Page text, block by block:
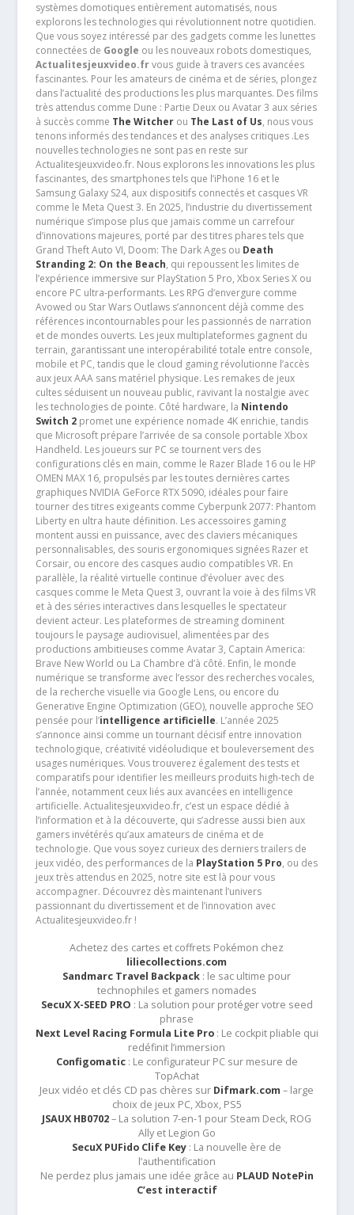
systèmes domotiques entièrement automatisés, nous
explorons les technologies qui révolutionnent notre quotidien.
Que vous soyez intéressé par des gadgets comme les lunettes
connectées de Google ou les nouveaux robots domestiques,
Actualitesjeuxvideo.frvous guide à travers ces avancées
fascinantes. Pour les amateurs de cinéma et de séries, plongez
dans l’actualité des productions les plus marquantes. Des films
très attendus comme Dune : Partie Deux ou Avatar 3 aux séries
à succès comme The Witcherou The Last of Us, nous vous
tenons informés des tendances et des analyses critiques .Les
nouvelles technologies ne sont pas en reste sur
Actualitesjeuxvideo.fr. Nous explorons les innovations les plus
fascinantes, des smartphones tels que l’iPhone 16 et le
Samsung Galaxy S24, aux dispositifs connectés et casques VR
comme le Meta Quest 3. En 2025, l’industrie du divertissement
numérique s’impose plus que jamais comme un carrefour
d’innovations majeures, porté par des titres phares tels que
Grand Theft Auto VI, Doom: The Dark Ages ou Death
Stranding 2: On the Beach, qui repoussent les limites de
l’expérience immersive sur PlayStation 5 Pro, Xbox Series X ou
encore PC ultra-performants. Les RPG d’envergure comme
Avowed ou Star Wars Outlaws s’annoncent déjà comme des
références incontournables pour les passionnés de narration
et de mondes ouverts. Les jeux multiplateformes gagnent du
terrain, garantissant une interopérabilité totale entre console,
mobile et PC, tandis que le cloud gaming révolutionne l’accès
aux jeux AAA sans matériel physique. Les remakes de jeux
cultes séduisent un nouveau public, ravivant la nostalgie avec
les technologies de pointe. Côté hardware, la Nintendo
Switch 2promet une expérience nomade 4K enrichie, tandis
que Microsoft prépare l’arrivée de sa console portable Xbox
Handheld. Les joueurs sur PC se tournent vers des
configurations clés en main, comme le Razer Blade 16 ou le HP
OMEN MAX 16, propulsés par les toutes dernières cartes
graphiques NVIDIA GeForce RTX 5090, idéales pour faire
tourner des titres exigeants comme Cyberpunk 2077: Phantom
Liberty en ultra haute définition. Les accessoires gaming
montent aussi en puissance, avec des claviers mécaniques
personnalisables, des souris ergonomiques signées Razer et
Corsair, ou encore des casques audio compatibles VR. En
parallèle, la réalité virtuelle continue d’évoluer avec des
casques comme le Meta Quest 3, ouvrant la voie à des films VR
et à des séries interactives dans lesquelles le spectateur
devient acteur. Les plateformes de streaming dominent
toujours le paysage audiovisuel, alimentées par des
productions ambitieuses comme Avatar 3, Captain America:
Brave New World ou La Chambre d’à côté. Enfin, le monde
numérique se transforme avec l’essor des recherches vocales,
de la recherche visuelle via Google Lens, ou encore du
Generative Engine Optimization (GEO), nouvelle approche SEO
pensée pour l’intelligence artificielle. L’année 2025
s’annonce ainsi comme un tournant décisif entre innovation
technologique, créativité vidéoludique et bouleversement des
usages numériques. Vous trouverez également des tests et
comparatifs pour identifier les meilleurs produits high-tech de
l’année, notamment ceux liés aux avancées en intelligence
artificielle. Actualitesjeuxvideo.fr, c’est un espace dédié à
l’information et à la découverte, qui s’adresse aussi bien aux
gamers invétérés qu’aux amateurs de cinéma et de
technologie. Que vous soyez curieux des derniers trailers de
jeux vidéo, des performances de la PlayStation 5 Pro, ou des
jeux très attendus en 2025, notre site est là pour vous
accompagner. Découvrez dès maintenant l’univers
passionnant du divertissement et de l’innovation avec
Actualitesjeuxvideo.fr !
Achetez des cartes et coffrets Pokémon chez
liliecollections.com
Sandmarc Travel Backpack : le sac ultime pour
technophiles et gamers nomades
SecuX X-SEED PRO : La solution pour protéger votre seed
phrase
Next Level Racing Formula Lite Pro: Le cockpit pliable qui
redéfinit l’immersion
Configomatic: Le configurateur PC sur mesure de
TopAchat
Jeux vidéo et clés CD pas chères sur Difmark.com – large
choix de jeux PC, Xbox, PS5
JSAUX HB0702– La solution 7-en-1 pour Steam Deck, ROG
Ally et Legion Go
SecuX PUFido Clife Key : La nouvelle ère de
l’authentification
Ne perdez plus jamais une idée grâce au PLAUD NotePin
C’est interactif